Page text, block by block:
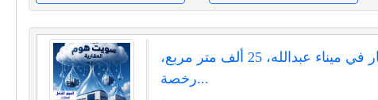
للإيجار في ميناء عبدالله، 25 ألف متر مربع،
رخصة...